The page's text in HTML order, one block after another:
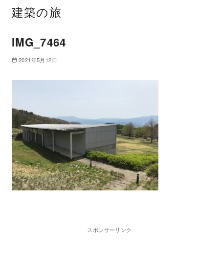
建築の旅
IMG_7464
2021年5月12日
スポンサーリンク